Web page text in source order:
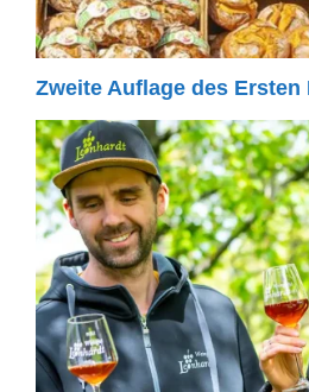
Zweite Auflage des